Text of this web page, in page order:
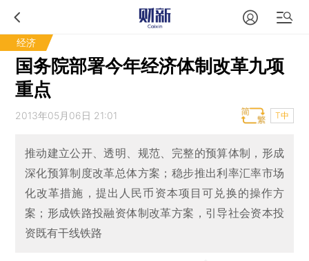
经济
国务院部署今年经济体制改革九项
重点
2013年05月06日 21:01 T中
推动建立公开、透明、规范、完整的预算体制，形成
深化预算制度改革总体方案；稳步推出利率汇率市场
化改革措施，提出人民币资本项目可兑换的操作方
案；形成铁路投融资体制改革方案，引导社会资本投
资既有干线铁路